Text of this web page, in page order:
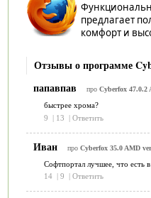
предлагает
комфорт и
Отзывы о программе
папавпав
про Cyberfox 47.0.2
быстрее хрома?
9
| 13 | Ответить
Иван про Cyberfox 35.0 AMD
Софтпортал лучшее, что есть
14
9 Ответить